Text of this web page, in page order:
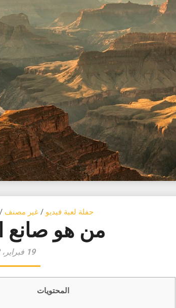
حفلة لعبة فيديو / غير مصنف
من هو صانع
19 فبراير، 2022
المحتويات